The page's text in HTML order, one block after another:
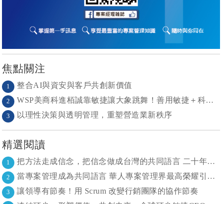
焦點關注
1 整合AI與資安與客戶共創新價值
2 WSP美商科進栢誠靠敏捷讓大象跳舞！善用敏捷＋科技力， 大型工程也能快速迭代
3 以理性決策與透明管理，重塑營造業新秩序
精選閱讀
1 把方法走成信念，把信念做成台灣的共同語言 二十年志業，陪伴台灣走過專案管理與敏捷轉型
2 當專案管理成為共同語言 華人專案管理界最高榮耀引領的變革時代
3 讓領導有節奏！用 Scrum 改變行銷團隊的協作節奏